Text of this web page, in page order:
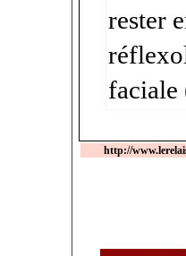
rester
faciale
http://